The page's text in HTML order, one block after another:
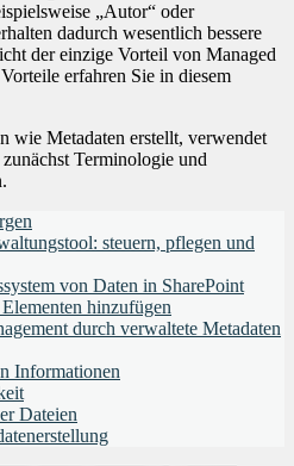
„Autor“ oder
dadurch wesentlich bessere
der einzige Vorteil von Managed
erfahren Sie in diesem
wie Metadaten erstellt, verwendet
Terminologie und
steuern, pflegen und
von Daten in SharePoint
hinzufügen
durch verwaltete Metadaten
Informationen
Dateien